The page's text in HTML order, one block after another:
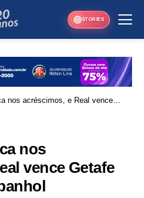
STORIES
nos acréscimos, e Real vence
nos
vence Getafe